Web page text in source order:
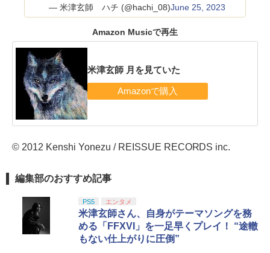
— 米津玄師 ハチ (@hachi_08)June 25, 2023
Amazon Musicで再生
米津玄師 月を見ていた
© 2012 Kenshi Yonezu / REISSUE RECORDS inc.
編集部のおすすめ記事
PS5 エンタメ
米津玄師さん、自身がテーマソングを務
める「FFXVI」を一足早くプレイ！ “途轍
もない仕上がりに圧倒”